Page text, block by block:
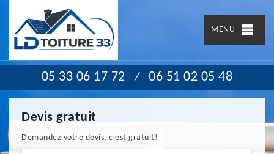
MENU
05 33 06 17 72 / 06 51 02 05 48
Devis gratuit
Demandez votre devis, c'est gratuit!